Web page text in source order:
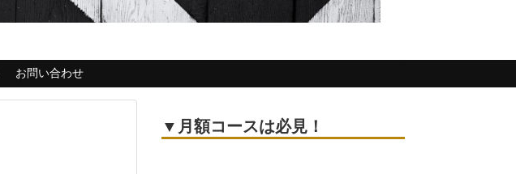
お問い合わせ
▼月額コースは必見！